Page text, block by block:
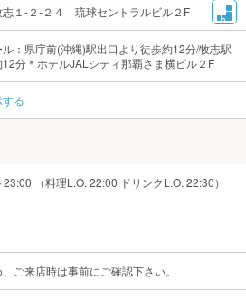
志１-２-２４ 琉球セントラルビル２F
ル：県庁前(沖縄)駅出口より徒歩約12分/牧志駅
分＊ホテルJALシティ那覇さま横ビル２F
る
（料理L.O. 22:00 ドリンクL.O. 22:30）
ご来店時は事前にご確認下さい。